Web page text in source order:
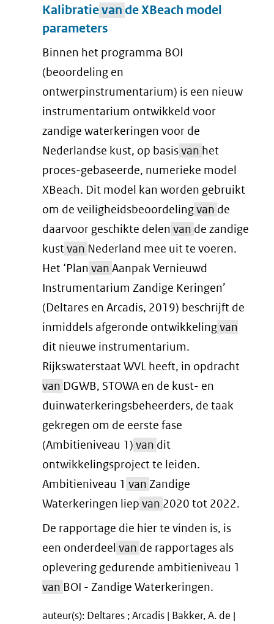
Kalibratievan de XBeach model
parameters
Binnen het programma BOI
(beoordeling en
ontwerpinstrumentarium) is een nieuw
instrumentarium ontwikkeld voor
zandige waterkeringen voor de
Nederlandse kust, op basisvan het
proces-gebaseerde, numerieke model
XBeach. Dit model kan worden gebruikt
om de veiligheidsbeoordelingvan de
daarvoor geschikte delen van de zandige
kustvan Nederland mee uit te voeren.
Het ‘Plan van Aanpak Vernieuwd
Instrumentarium Zandige Keringen’
(Deltares en Arcadis, 2019) beschrijft de
inmiddels afgeronde ontwikkelingvan
dit nieuwe instrumentarium.
Rijkswaterstaat WVL heeft, in opdracht
van DGWB, STOWA en de kust- en
duinwaterkeringsbeheerders, de taak
gekregen om de eerste fase
(Ambitieniveau 1) van dit
ontwikkelingsproject te leiden.
Ambitieniveau 1 van Zandige
Waterkeringen liep van 2020 tot 2022.
De rapportage die hier te vinden is, is
een onderdeel van de rapportages als
oplevering gedurende ambitieniveau 1
van BOI - Zandige Waterkeringen.
auteur(s): Deltares ; Arcadis | Bakker, A. de |